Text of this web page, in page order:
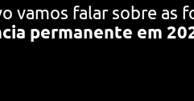
vamos falar sobre as
permanente em